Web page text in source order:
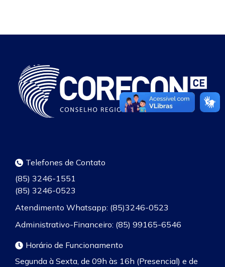
Telefones de Contato
(85) 3246-1551
(85) 3246-0523
Atendimento Whatsapp: (85)3246-0523
Administrativo-Financeiro: (85) 99165-6546
Horário de Funcionamento
Segunda à Sexta, de 09h às 16h (Presencial) e de